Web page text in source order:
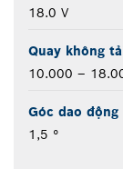
18.0 V
Quay không
10.000 –
Góc dao
1,5 °